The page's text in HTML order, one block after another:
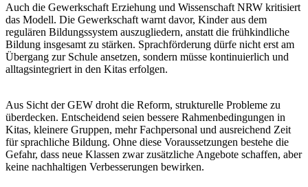
Auch die Gewerkschaft Erziehung und Wissenschaft NRW kritisiert
das Modell. Die Gewerkschaft warnt davor, Kinder aus dem
regulären Bildungssystem auszugliedern, anstatt die frühkindliche
Bildung insgesamt zu stärken. Sprachförderung dürfe nicht erst am
Übergang zur Schule ansetzen, sondern müsse kontinuierlich und
alltagsintegriert in den Kitas erfolgen.
Aus Sicht der GEW droht die Reform, strukturelle Probleme zu
überdecken. Entscheidend seien bessere Rahmenbedingungen in
Kitas, kleinere Gruppen, mehr Fachpersonal und ausreichend Zeit
für sprachliche Bildung. Ohne diese Voraussetzungen bestehe die
Gefahr, dass neue Klassen zwar zusätzliche Angebote schaffen, aber
keine nachhaltigen Verbesserungen bewirken.